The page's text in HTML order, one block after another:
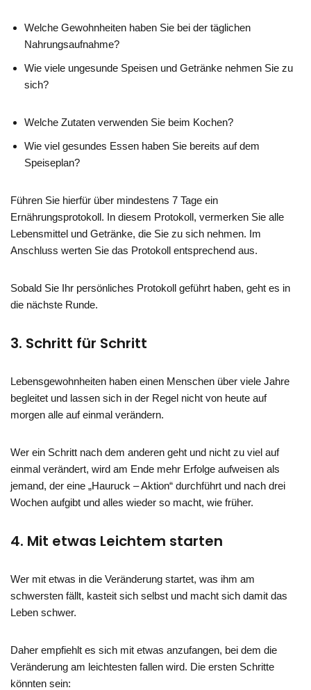
Welche Gewohnheiten haben Sie bei der täglichen
Nahrungsaufnahme?
Wie viele ungesunde Speisen und Getränke nehmen Sie zu
sich?
Welche Zutaten verwenden Sie beim Kochen?
Wie viel gesundes Essen haben Sie bereits auf dem
Speiseplan?
Führen Sie hierfür über mindestens 7 Tage ein
Ernährungsprotokoll. In diesem Protokoll, vermerken Sie alle
Lebensmittel und Getränke, die Sie zu sich nehmen. Im
Anschluss werten Sie das Protokoll entsprechend aus.
Sobald Sie Ihr persönliches Protokoll geführt haben, geht es in
die nächste Runde.
3. Schritt für Schritt
Lebensgewohnheiten haben einen Menschen über viele Jahre
begleitet und lassen sich in der Regel nicht von heute auf
morgen alle auf einmal verändern.
Wer ein Schritt nach dem anderen geht und nicht zu viel auf
einmal verändert, wird am Ende mehr Erfolge aufweisen als
jemand, der eine „Hauruck – Aktion“ durchführt und nach drei
Wochen aufgibt und alles wieder so macht, wie früher.
4. Mit etwas Leichtem starten
Wer mit etwas in die Veränderung startet, was ihm am
schwersten fällt, kasteit sich selbst und macht sich damit das
Leben schwer.
Daher empfiehlt es sich mit etwas anzufangen, bei dem die
Veränderung am leichtesten fallen wird. Die ersten Schritte
könnten sein: